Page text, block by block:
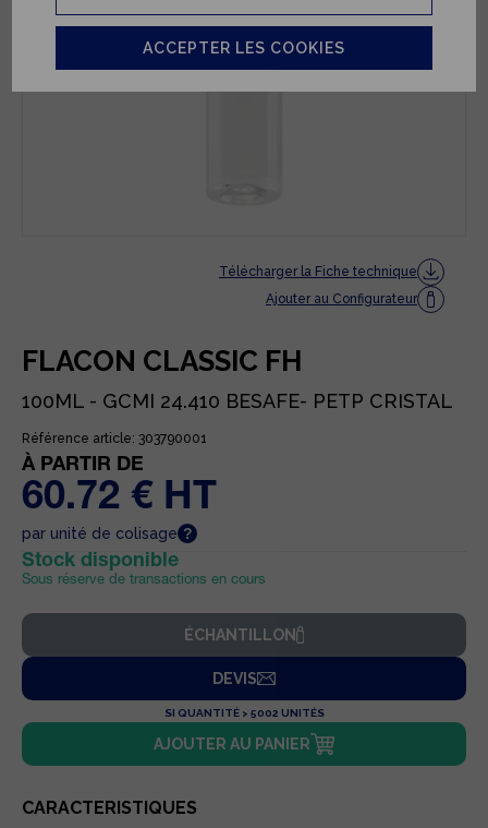
Télécharger la Fiche technique
Ajouter au Configurateur
FLACON CLASSIC FH
100ML - GCMI 24.410 BESAFE- PETP CRISTAL
Référence article: 303790001
À PARTIR DE
60.72 € HT
par unité de colisage
Stock disponible
Sous réserve de transactions en cours
ÉCHANTILLON
DEVIS
SI QUANTITÉ > 5002 UNITÉS
AJOUTER AU PANIER
CARACTERISTIQUES
ACCEPTER LES COOKIES